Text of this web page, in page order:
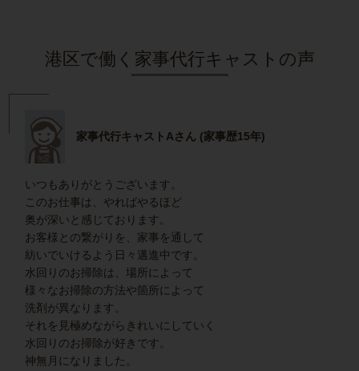
港区で働く家事代行キャストの声
家事代行キャストAさん (家事歴15年)
いつもありがとうございます。
このお仕事は、やればやるほど
奥が深いと感じております。
お客様との繋がりを、家事を通して
紡いでいけるよう日々邁進中です。
水回りのお掃除は、場所によって
様々なお掃除の方法や箇所によって
洗剤が異なります。
それを見極めながらきれいにしていく
水回りのお掃除が好きです。
神無月になりました。